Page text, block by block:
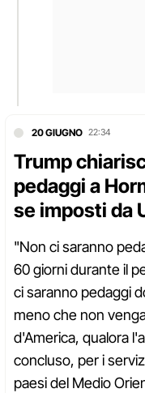
20 GIUGNO 22:34
Trump
pedaggi a
se imposti da
"Non ci saranno
60 giorni durante il
ci saranno pedaggi
meno che non
d'America, qualora
concluso, per i
paesi del Medio